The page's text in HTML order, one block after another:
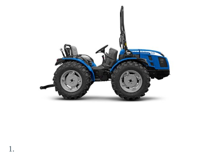
Περιγράψτε μας πιο αναλυτικά
Αποστολή